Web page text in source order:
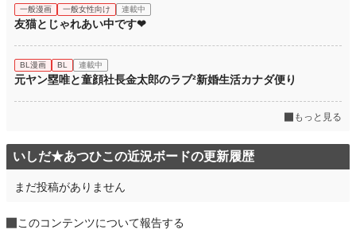
一般漫画 一般女性向け 連載中
友猫とじゃれあい中です❤
BL漫画 BL 連載中
元ヤン塁唯と童顔社長金太郎のラブ²新婚生活カナダ便り
もっと見る
いしだ★あつひこの近況ボードの更新履歴
まだ投稿がありません
このコンテンツについて報告する